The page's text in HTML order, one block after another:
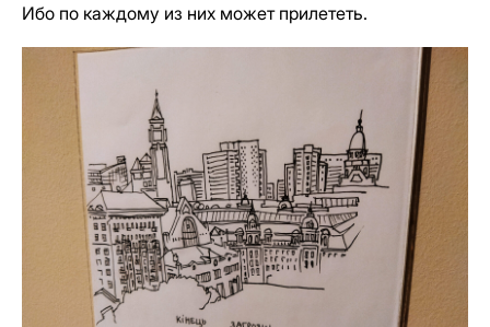
Ибо по каждому из них может прилететь.